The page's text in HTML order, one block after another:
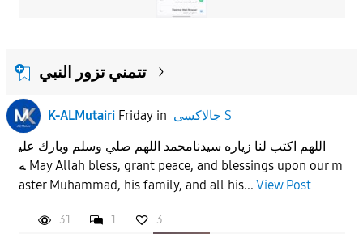
تتمني تزور النبي
K-ALMutairi Fridayin
جالاكسى S
اللهم اكتب لنا زياره سيدنامحمد اللهم صلي وسلم وبارك علي
ه May Allah bless, grant peace, and blessings upon our m
aster Muhammad, his family, and all his... View Post
31 1 3